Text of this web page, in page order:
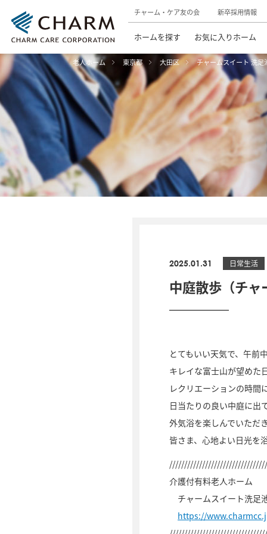
チャーム・ケア友の会 新卒採用情報
ホームを探す お気に入りホーム
老人ホーム 東京都 大田区 チャームスイート 洗足
2025.01.31 日常生活
中庭散歩（チ
とてもいい天気で、午前
キレイな富士山が望めた
レクリエーションの時間
日当たりの良い中庭に出
外気浴を楽しんでいただ
皆さま、心地よい日光を
介護付有料老人ホーム
チャームスイート洗足
https://